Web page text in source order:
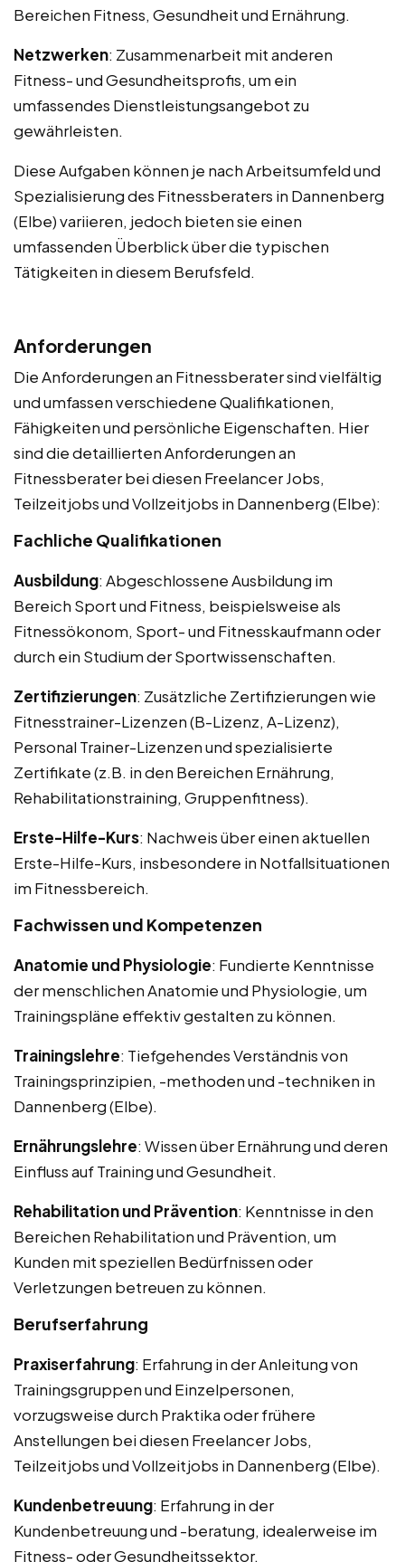
Bereichen Fitness, Gesundheit und Ernährung.
Netzwerken: Zusammenarbeit mit anderen
Fitness- und Gesundheitsprofis, um ein
umfassendes Dienstleistungsangebot zu
gewährleisten.
Diese Aufgaben können je nach Arbeitsumfeld und
Spezialisierung des Fitnessberaters in Dannenberg
(Elbe) variieren, jedoch bieten sie einen
umfassenden Überblick über die typischen
Tätigkeiten in diesem Berufsfeld.
Anforderungen
Die Anforderungen an Fitnessberater sind vielfältig
und umfassen verschiedene Qualifikationen,
Fähigkeiten und persönliche Eigenschaften. Hier
sind die detaillierten Anforderungen an
Fitnessberater bei diesen Freelancer Jobs,
Teilzeitjobs und Vollzeitjobs in Dannenberg (Elbe):
Fachliche Qualifikationen
Ausbildung: Abgeschlossene Ausbildung im
Bereich Sport und Fitness, beispielsweise als
Fitnessökonom, Sport- und Fitnesskaufmann oder
durch ein Studium der Sportwissenschaften.
Zertifizierungen: Zusätzliche Zertifizierungen wie
Fitnesstrainer-Lizenzen (B-Lizenz, A-Lizenz),
Personal Trainer-Lizenzen und spezialisierte
Zertifikate (z.B. in den Bereichen Ernährung,
Rehabilitationstraining, Gruppenfitness).
Erste-Hilfe-Kurs: Nachweis über einen aktuellen
Erste-Hilfe-Kurs, insbesondere in Notfallsituationen
im Fitnessbereich.
Fachwissen und Kompetenzen
Anatomie und Physiologie: Fundierte Kenntnisse
der menschlichen Anatomie und Physiologie, um
Trainingspläne effektiv gestalten zu können.
Trainingslehre: Tiefgehendes Verständnis von
Trainingsprinzipien, -methoden und -techniken in
Dannenberg (Elbe).
Ernährungslehre: Wissen über Ernährung und deren
Einfluss auf Training und Gesundheit.
Rehabilitation und Prävention: Kenntnisse in den
Bereichen Rehabilitation und Prävention, um
Kunden mit speziellen Bedürfnissen oder
Verletzungen betreuen zu können.
Berufserfahrung
Praxiserfahrung: Erfahrung in der Anleitung von
Trainingsgruppen und Einzelpersonen,
vorzugsweise durch Praktika oder frühere
Anstellungen bei diesen Freelancer Jobs,
Teilzeitjobs und Vollzeitjobs in Dannenberg (Elbe).
Kundenbetreuung: Erfahrung in der
Kundenbetreuung und -beratung, idealerweise im
Fitness- oder Gesundheitssektor.